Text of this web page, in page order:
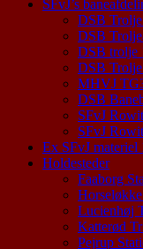
SFvJ’s
DSB Trolje
DSB
DSB trolje
DSB Trolje
MHVJ
DSB
SFvJ
SFvJ
Ex SFvJ materiel
Holdesteder
Faaborg
Lucienhøj
Katterød
Pejrup